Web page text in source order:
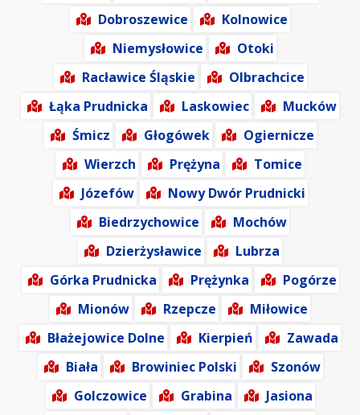
Dobroszewice
Kolnowice
Niemysłowice
Otoki
Racławice Śląskie
Olbrachcice
Łąka Prudnicka
Laskowiec
Mucków
Śmicz
Głogówek
Ogiernicze
Wierzch
Prężyna
Tomice
Józefów
Nowy Dwór Prudnicki
Biedrzychowice
Mochów
Dzierżysławice
Lubrza
Górka Prudnicka
Prężynka
Pogórze
Mionów
Rzepcze
Miłowice
Błażejowice Dolne
Kierpień
Zawada
Biała
Browiniec Polski
Szonów
Golczowice
Grabina
Jasiona